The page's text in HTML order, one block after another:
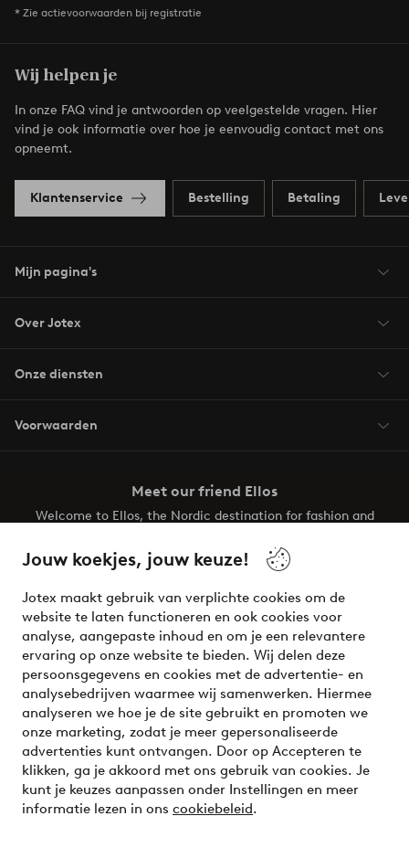
Jouw koekjes, jouw keuze!
Jotex maakt gebruik van verplichte cookies om de
website te laten functioneren en ook cookies voor
analyse, aangepaste inhoud en om je een relevantere
ervaring op onze website te bieden. Wij delen deze
persoonsgegevens en cookies met de advertentie- en
analysebedrijven waarmee wij samenwerken. Hiermee
analyseren we hoe je de site gebruikt en promoten we
onze marketing, zodat je meer gepersonaliseerde
advertenties kunt ontvangen. Door op Accepteren te
klikken, ga je akkoord met ons gebruik van cookies. Je
kunt je keuzes aanpassen onder Instellingen en meer
informatie lezen in ons cookiebeleid.
* Zie actievoorwaarden bij registratie
Wij helpen je
In onze FAQ vind je antwoorden op veelgestelde vragen. Hier
vind je ook informatie over hoe je eenvoudig contact met ons
opneemt.
Klantenservice Bestelling Betaling
Mijn pagina's
Over Jotex
Onze diensten
Voorwaarden
Meet our friend Ellos
Welcome to Ellos, the Nordic destination for fashion and
your wardrobe. Your next inspiring look is here!
Veilig betalen - Nu betalen of opsplitsen
Wil je meer weten over onze betaalopties?